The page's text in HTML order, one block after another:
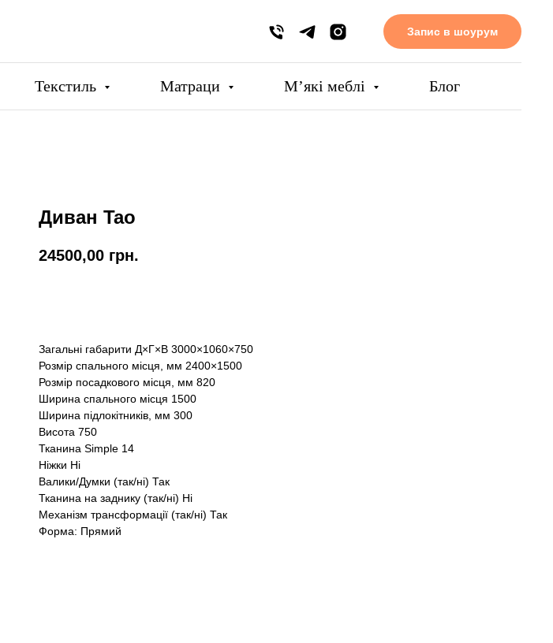
Запис в шоурум
Текстиль Матраци Мʼякі меблі Блог
Диван Tao
24500,00 грн.
Загальні габарити Д×Г×В 3000×1060×750
Розмір спального місця, мм 2400×1500
Розмір посадкового місця, мм 820
Ширина спального місця 1500
Ширина підлокітників, мм 300
Висота 750
Тканина Simple 14
Ніжки Ні
Валики/Думки (так/ні) Так
Тканина на заднику (так/ні) Ні
Механізм трансформації (так/ні) Так
Форма: Прямий